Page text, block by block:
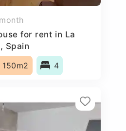
for rent in La
Spain
150m2 4